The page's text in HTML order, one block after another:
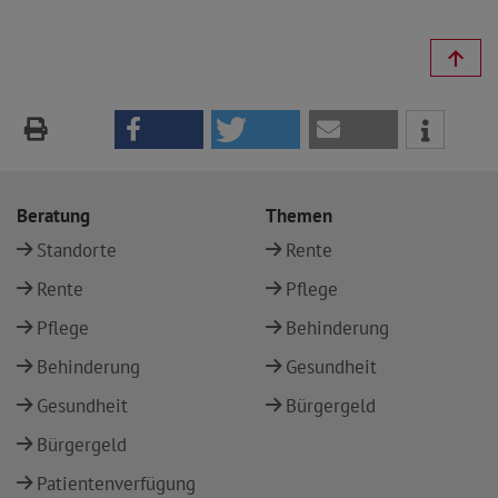
Beratung
Standorte
Rente
Pflege
Behinderung
Gesundheit
Bürgergeld
Patientenverfügung
Themen
Rente
Pflege
Behinderung
Gesundheit
Bürgergeld